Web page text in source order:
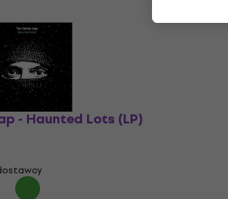
- Haunted Lots (LP)